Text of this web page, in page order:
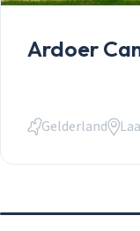
Ardoer
Gelderland